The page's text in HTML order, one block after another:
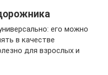
его можно
в качестве
для взрослых и